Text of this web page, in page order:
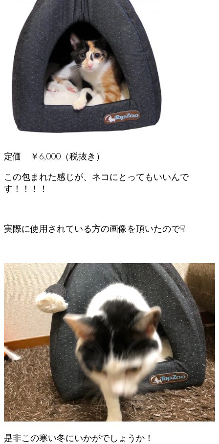
定価 ￥6,000（税抜き）
この包まれた感じが、ネコにとってもいいんで
す！！！！
実際に使用されている方の画像を頂いたので☟
是非この寒い冬にいかがでしょうか！